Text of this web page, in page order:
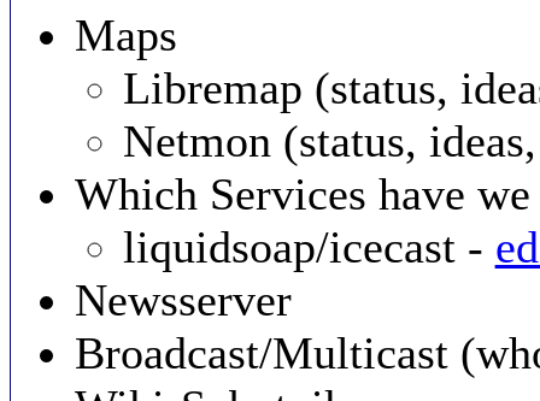
Maps
Libremap (status,
Netmon (status,
Which Services have
liquidsoap/icecast -
Newsserver
Broadcast/Multicast